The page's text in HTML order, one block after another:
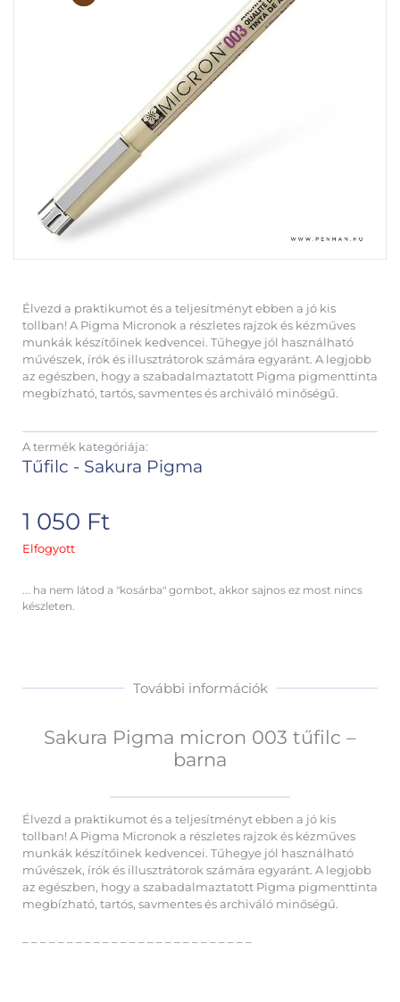
Élvezd a praktikumot és a teljesítményt ebben a jó kis
tollban! A Pigma Micronok a részletes rajzok és kézműves
munkák készítőinek kedvencei. Tűhegye jól használható
művészek, írók és illusztrátorok számára egyaránt. A legjobb
az egészben, hogy a szabadalmaztatott Pigma pigmenttinta
megbízható, tartós, savmentes és archiváló minőségű.
A termék kategóriája:
Tűfilc - Sakura Pigma
1 050 Ft
Elfogyott
... ha nem látod a "kosárba" gombot, akkor sajnos ez most nincs
készleten.
További információk
Sakura Pigma micron 003 tűfilc –
barna
Élvezd a praktikumot és a teljesítményt ebben a jó kis
tollban! A Pigma Micronok a részletes rajzok és kézműves
munkák készítőinek kedvencei. Tűhegye jól használható
művészek, írók és illusztrátorok számára egyaránt. A legjobb
az egészben, hogy a szabadalmaztatott Pigma pigmenttinta
megbízható, tartós, savmentes és archiváló minőségű.
– – – – – – – – – – – – – – – – – – – – – – – – – –